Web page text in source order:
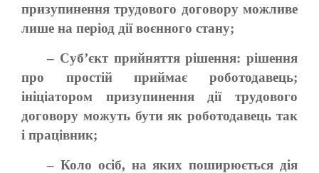
призупинення трудового договору можливе
лише на період дії воєнного стану;
– Суб’єкт прийняття рішення: рішення
про простій приймає роботодавець;
ініціатором призупинення дії трудового
договору можуть бути як роботодавець так
і працівник;
– Коло осіб, на яких поширюється дія